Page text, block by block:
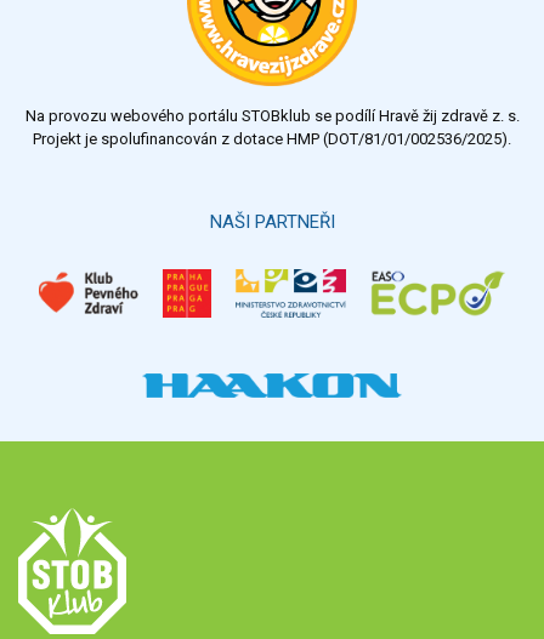
Výsledky Všechny ankety
Na provozu webového portálu STOBklub se podílí Hravě žij zdravě z. s.
Projekt je spolufinancován z dotace HMP (DOT/81/01/002536/2025).
NAŠI PARTNEŘI